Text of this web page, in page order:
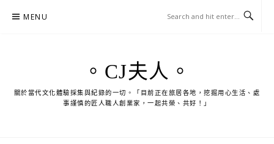
MENU
。CJ夫人。
關於當代文化體驗採集與紀錄的一切。「目前正在旅居各地，挖掘用心生活、處
事謹慎的匠人職人創業家，一起共榮、共好！」